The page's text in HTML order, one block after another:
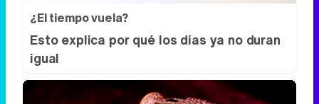
¿El tiempo vuela?
Esto explica por qué los días ya no duran
igual